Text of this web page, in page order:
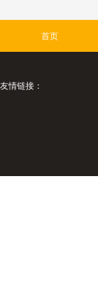
首页
友情链接：